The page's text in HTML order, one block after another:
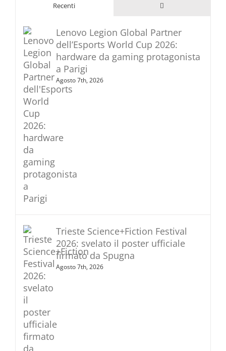
Recenti Commenti
Lenovo Legion Global Partner
dell’Esports World Cup 2026:
hardware da gaming protagonista
a Parigi
Agosto 7th, 2026
Trieste Science+Fiction Festival
2026: svelato il poster ufficiale
firmato da Spugna
Agosto 7th, 2026